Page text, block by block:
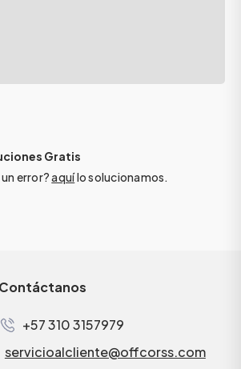
Gratis
un error?aquílo solucionamos.
Contáctanos
+57 310 3157979
servicioalcliente@offcorss.com